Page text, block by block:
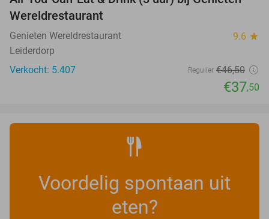
Wereldrestaurant
Genieten Wereldrestaurant 9.6 star
Leiderdorp
Verkocht: 5.407
Regulier €46,50
€37,50
Voordelig spontaan uit
eten?